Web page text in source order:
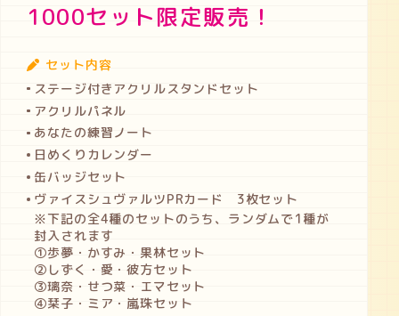
1000セット限定販売！
セット内容
ステージ付きアクリルスタンドセット
アクリルパネル
あなたの練習ノート
日めくりカレンダー
缶バッジセット
ヴァイスシュヴァルツPRカード 3枚セット
※下記の全4種のセットのうち、ランダムで1種が
封入されます
①歩夢・かすみ・果林セット
②しずく・愛・彼方セット
③璃奈・せつ菜・エマセット
④栞子・ミア・嵐珠セット